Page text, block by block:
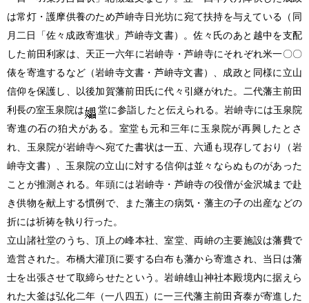
は常灯・護摩供養のため芦峅寺日光坊に宛て扶持を与えている （同
月二日「佐々成政寄進状」芦峅寺文書）
。佐々氏のあと越中を支配
した前田利家は、天正一六年に岩峅寺・芦峅寺にそれぞれ米一〇〇
俵を寄進するなど （岩峅寺文書・芦峅寺文書）
、成政と同様に立山
信仰を保護し、以後加賀藩前田氏に代々引継がれた。二代藩主前田
利長の室玉泉院は
堂に参詣したと伝えられる。岩峅寺には玉泉院
寄進の石の狛犬がある。室堂も元和三年に玉泉院が再興したとさ
れ、玉泉院が岩峅寺へ宛てた書状は一五、六通も現存しており
（岩
峅寺文書）
、玉泉院の立山に対する信仰は並々ならぬものがあった
ことが推測される。年頭には岩峅寺・芦峅寺の役僧が金沢城まで赴
き供物を献上する慣例で、また藩主の病気・藩主の子の出産などの
折には祈祷を執り行った。
立山諸社堂のうち、頂上の峰本社、室堂、両峅の主要施設は藩費で
造営された。布橋大灌頂に要する白布も藩から寄進され、当日は藩
士を出張させて取締らせたという。岩峅雄山神社本殿境内に据えら
れた大釜は弘化二年 （一八四五） に一三代藩主前田斉泰が寄進した